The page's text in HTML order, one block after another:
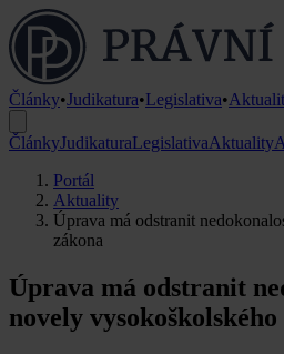
Články•Judikatura•Legislativa•
ČlánkyJudikaturaLegislativaAktuality
Portál
Aktuality
Úprava má odstranit
zákona
Úprava má odstranit
novely